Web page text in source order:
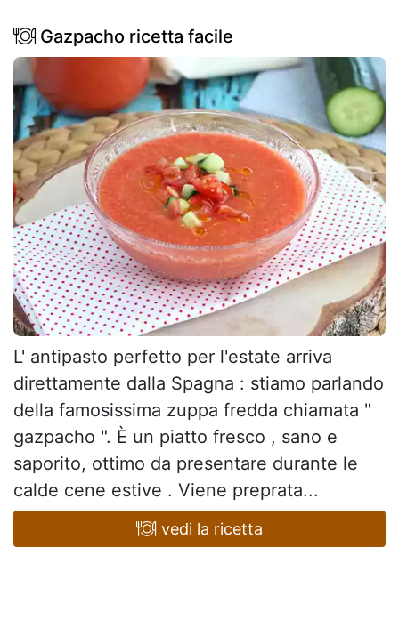
Gazpacho ricetta facile
L' antipasto perfetto per l'estate arriva
direttamente dalla Spagna : stiamo parlando
della famosissima zuppa fredda chiamata "
gazpacho ". È un piatto fresco , sano e
saporito, ottimo da presentare durante le
calde cene estive . Viene preprata...
vedi la ricetta